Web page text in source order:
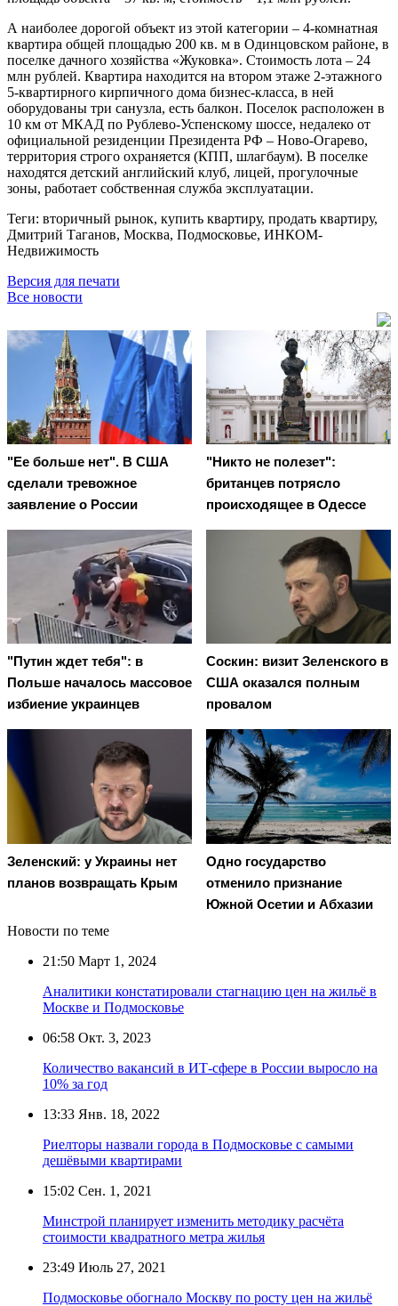
А наиболее дорогой объект из этой категории – 4-комнатная
квартира общей площадью 200 кв. м в Одинцовском районе, в
поселке дачного хозяйства «Жуковка». Стоимость лота – 24
млн рублей. Квартира находится на втором этаже 2-этажного
5-квартирного кирпичного дома бизнес-класса, в ней
оборудованы три санузла, есть балкон. Поселок расположен в
10 км от МКАД по Рублево-Успенскому шоссе, недалеко от
официальной резиденции Президента РФ – Ново-Огарево,
территория строго охраняется (КПП, шлагбаум). В поселке
находятся детский английский клуб, лицей, прогулочные
зоны, работает собственная служба эксплуатации.
Теги: вторичный рынок, купить квартиру, продать квартиру,
Дмитрий Таганов, Москва, Подмосковье, ИНКОМ-
Недвижимость
Версия для печати
Все новости
"Ее больше нет". В США
сделали тревожное
заявление о России
"Никто не полезет":
британцев потрясло
происходящее в Одессе
"Путин ждет тебя": в
Польше началось массовое
избиение украинцев
Соскин: визит Зеленского в
США оказался полным
провалом
Зеленский: у Украины нет
планов возвращать Крым
Одно государство
отменило признание
Южной Осетии и Абхазии
Новости по теме
21:50 Март 1, 2024
Аналитики констатировали стагнацию цен на жильё в
Москве и Подмосковье
06:58 Окт. 3, 2023
Количество вакансий в ИТ-сфере в России выросло на
10% за год
13:33 Янв. 18, 2022
Риелторы назвали города в Подмосковье с самыми
дешёвыми квартирами
15:02 Сен. 1, 2021
Минстрой планирует изменить методику расчёта
стоимости квадратного метра жилья
23:49 Июль 27, 2021
Подмосковье обогнало Москву по росту цен на жильё